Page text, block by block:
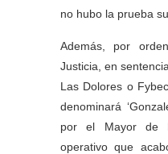
no hubo la prueba
Además, por
Justicia, en
Las Dolores o
denominará
por el Mayor de
operativo que